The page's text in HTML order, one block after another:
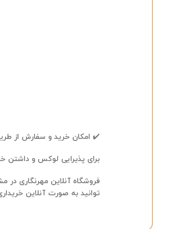
✔️ امکان خرید و سفارش از
برای پذیرایی لوکس و داشتن
فروشگاه آنلاین مهرنگاری
توانید به صورت آنلاین